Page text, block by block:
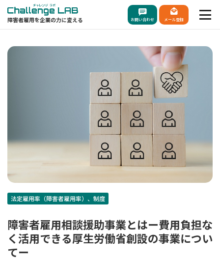
障害者雇用を企業の力に変える お問い合わせ メール登録
法定雇用率（障害者雇用率）、制度
障害者雇用相談援助事業とはー費用負担な
く活用できる厚生労働省創設の事業につい
てー